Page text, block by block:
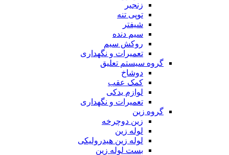
زنجیر
توپی تنه
شیفتر
سیم دنده
روکش سیم
تعمیرات و نگهداری
گروه سیستم تعلیق
دوشاخ
کمک عقب
لوازم یدکی
تعمیرات و نگهداری
گروه زین
زین دوچرخه
لوله زین
لوله زین هیدرولیکی
بست لوله زین